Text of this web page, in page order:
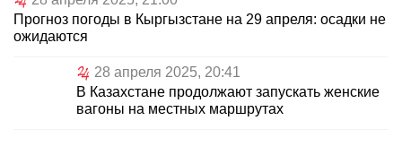
Прогноз погоды в Кыргызстане на 29 апреля: осадки не
ожидаются
28 апреля 2025, 20:41
В Казахстане продолжают запускать женские
вагоны на местных маршрутах